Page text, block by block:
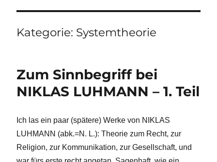
Kategorie: Systemtheorie
Zum Sinnbegriff bei
NIKLAS LUHMANN – 1. Teil
Ich las ein paar (spätere) Werke von NIKLAS
LUHMANN (abk.=N. L.): Theorie zum Recht, zur
Religion, zur Kommunikation, zur Gesellschaft, und